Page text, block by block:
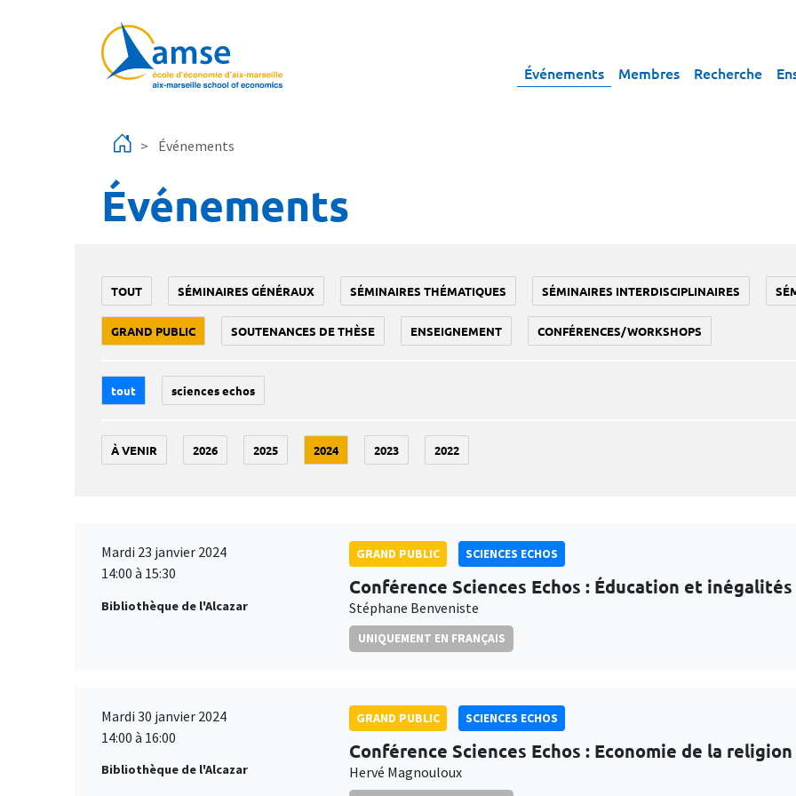
Événements Membres Recherche
Événements
Événements
TOUT SÉMINAIRES GÉNÉRAUX SÉMINAIRES THÉMATIQUES SÉMINAIRES INTERDISCIPLINAIRES
GRAND PUBLIC SOUTENANCES DE THÈSE ENSEIGNEMENT CONFÉRENCES/WORKSHOPS
tout sciences echos
À VENIR 2026 2025 2024 2023 2022
Mardi 23 janvier 2024
14:00 à 15:30
Bibliothèque de l'Alcazar
GRAND PUBLIC SCIENCES ECHOS
Conférence Sciences Echos : Éducation et inégalités
Stéphane Benveniste
UNIQUEMENT EN FRANÇAIS
Mardi 30 janvier 2024
14:00 à 16:00
Bibliothèque de l'Alcazar
GRAND PUBLIC SCIENCES ECHOS
Conférence Sciences Echos : Economie de la religion
Hervé Magnouloux